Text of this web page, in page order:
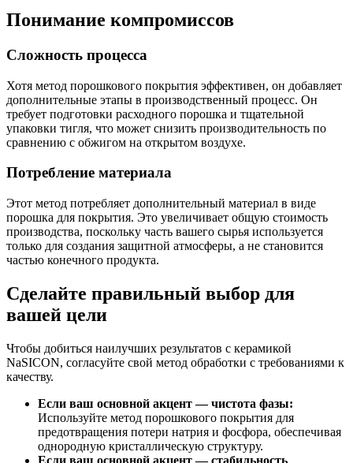
Понимание компромиссов
Сложность процесса
Хотя метод порошкового покрытия эффективен, он добавляет
дополнительные этапы в производственный процесс. Он
требует подготовки расходного порошка и тщательной
упаковки тигля, что может снизить производительность по
сравнению с обжигом на открытом воздухе.
Потребление материала
Этот метод потребляет дополнительный материал в виде
порошка для покрытия. Это увеличивает общую стоимость
производства, поскольку часть вашего сырья используется
только для создания защитной атмосферы, а не становится
частью конечного продукта.
Сделайте правильный выбор для
вашей цели
Чтобы добиться наилучших результатов с керамикой
NaSICON, согласуйте свой метод обработки с требованиями к
качеству.
Если ваш основной акцент — чистота фазы:
Используйте метод порошкового покрытия для
предотвращения потери натрия и фосфора, обеспечивая
однородную кристаллическую структуру.
Если ваш основной акцент — стабильность